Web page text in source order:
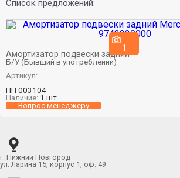
Список предложений:
1
Амортизатор подвески задний
Б/У (Бывший в употреблении)
Артикул:
НН 003104
Наличие: 1 шт.
Вопрос менеджеру
г. Нижний Новгород
ул. Ларина 15, корпус 1, оф. 49